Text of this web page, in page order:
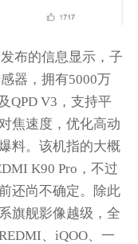
布的信息显示，子
器，拥有5000万
QPD V3，支持平
焦速度，优化高动
料。该机指的大概
K90 Pro，不过
还尚不确定。除此
旗舰影像越级，全
、iQOO、一